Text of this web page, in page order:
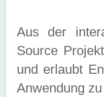
Aus der
Source Projekt
und erlaubt
Anwendung